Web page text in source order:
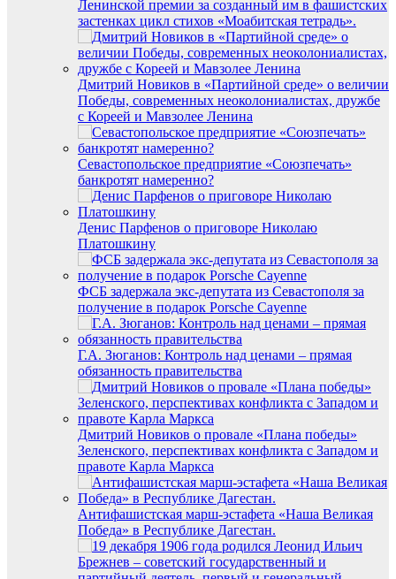
Ленинской премии за созданный им в фашистских
застенках цикл стихов «Моабитская тетрадь».
Дмитрий Новиков в «Партийной среде» о величии
Победы, современных неоколониалистах, дружбе
с Кореей и Мавзолее Ленина
Севастопольское предприятие «Союзпечать»
банкротят намеренно?
Денис Парфенов о приговоре Николаю
Платошкину
ФСБ задержала экс-депутата из Севастополя за
получение в подарок Porsche Cayenne
Г.А. Зюганов: Контроль над ценами – прямая
обязанность правительства
Дмитрий Новиков о провале «Плана победы»
Зеленского, перспективах конфликта с Западом и
правоте Карла Маркса
Антифашистская марш-эстафета «Наша Великая
Победа» в Республике Дагестан.